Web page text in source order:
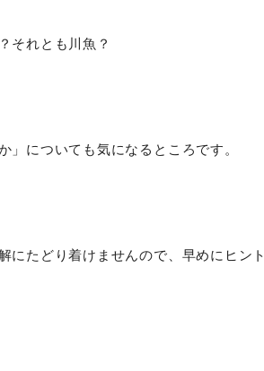
それとも川魚？
」についても気になるところです。
にたどり着けませんので、早めにヒン